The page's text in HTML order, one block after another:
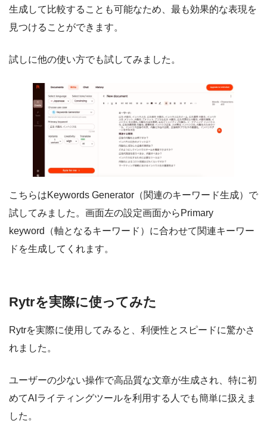
生成して比較することも可能なため、最も効果的な表現を
見つけることができます。
試しに他の使い方でも試してみました。
こちらはKeywords Generator（関連のキーワード生成）で
試してみました。画面左の設定画面からPrimary
keyword（軸となるキーワード）に合わせて関連キーワー
ドを生成してくれます。
Rytrを実際に使ってみた
Rytrを実際に使用してみると、利便性とスピードに驚かさ
れました。
ユーザーの少ない操作で高品質な文章が生成され、特に初
めてAIライティングツールを利用する人でも簡単に扱えま
した。